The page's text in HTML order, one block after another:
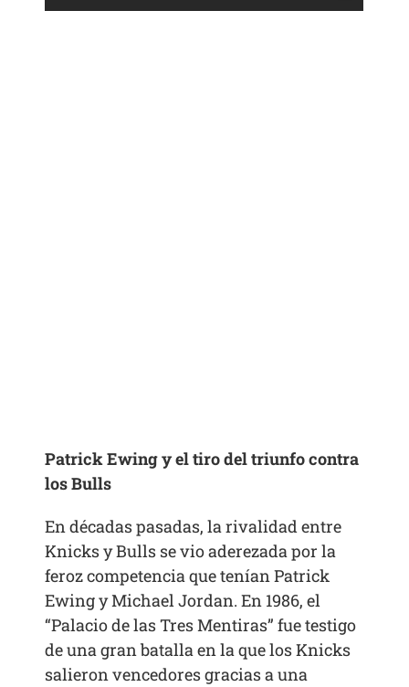
Patrick Ewing y el tiro del triunfo contra
los Bulls
En décadas pasadas, la rivalidad entre
Knicks y Bulls se vio aderezada por la
feroz competencia que tenían Patrick
Ewing y Michael Jordan. En 1986, el
“Palacio de las Tres Mentiras” fue testigo
de una gran batalla en la que los Knicks
salieron vencedores gracias a una